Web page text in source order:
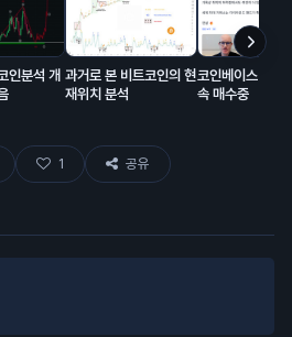
인분석 개 과거로 본 비트코인의 현
재위치 분석
코인베이스 비트
속 매수중
1 공유